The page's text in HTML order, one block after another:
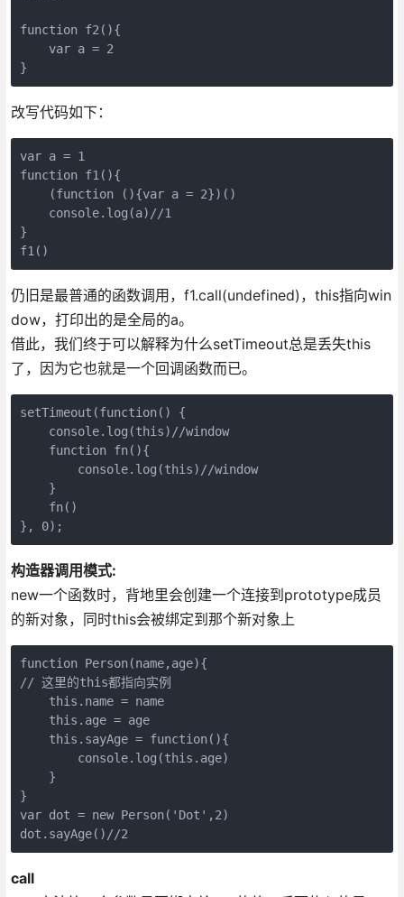
function f2(){
    var a = 2
}
改写代码如下：
var a = 1
function f1(){
    (function (){var a = 2})()
    console.log(a)//1
}
f1()
仍旧是最普通的函数调用，f1.call(undefined)，this指向win
dow，打印出的是全局的a。
借此，我们终于可以解释为什么setTimeout总是丢失this
了，因为它也就是一个回调函数而已。
setTimeout(function() {
    console.log(this)//window
    function fn(){
        console.log(this)//window
    }
    fn()
}, 0);
构造器调用模式:
new一个函数时，背地里会创建一个连接到prototype成员
的新对象，同时this会被绑定到那个新对象上
function Person(name,age){
// 这里的this都指向实例
    this.name = name
    this.age = age
    this.sayAge = function(){
        console.log(this.age)
    }
}
var dot = new Person('Dot',2)
dot.sayAge()//2
call